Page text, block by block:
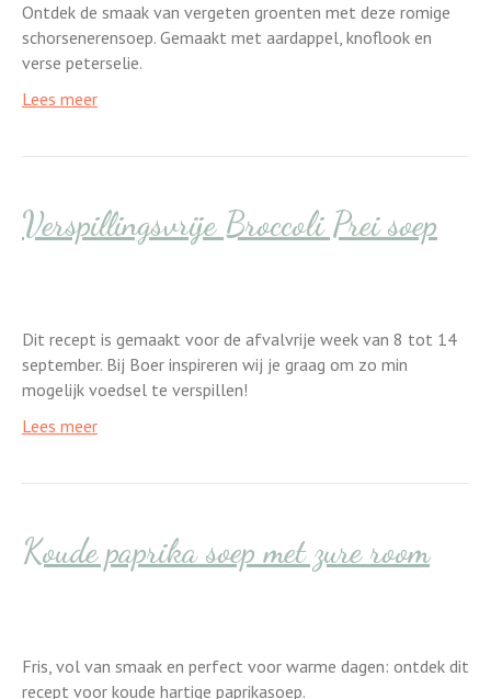
Ontdek de smaak van vergeten groenten met deze romige
schorsenerensoep. Gemaakt met aardappel, knoflook en
verse peterselie.
Lees meer
Verspillingsvrije Broccoli Prei soep
Dit recept is gemaakt voor de afvalvrije week van 8 tot 14
september. Bij Boer inspireren wij je graag om zo min
mogelijk voedsel te verspillen!
Lees meer
Koude paprika soep met zure room
Fris, vol van smaak en perfect voor warme dagen: ontdek dit
recept voor koude hartige paprikasoep.